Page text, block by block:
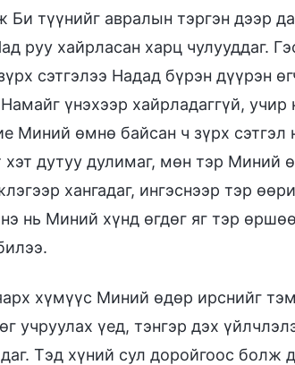
Би түүнийг авралын тэргэн дээр
руу хайрласан харц чулууддаг.
сэтгэлээ Надад бүрэн дүүрэн
үнэхээр хайрладаггүй,
Миний өмнө байсан ч зүрх
хэт дутуу дулимаг, мөн тэр Миний
хангадаг, ингэснээр тэр
нь Миний хүнд өгдөг яг тэр
хүмүүс Миний өдөр ирснийг
учруулах үед, тэнгэр дэх
Тэд хүний сул доройгоос болж